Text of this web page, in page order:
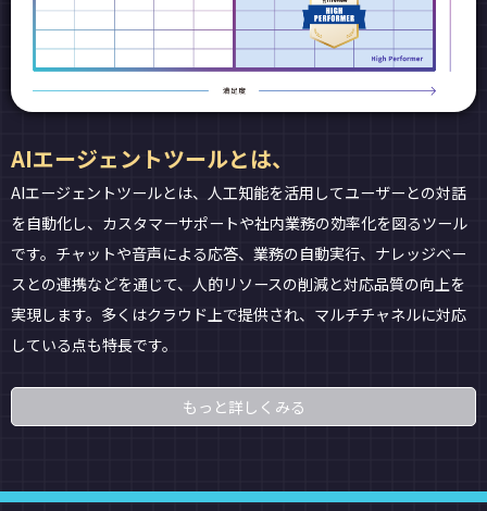
AIエージェントツールとは、
AIエージェントツールとは、人工知能を活用してユーザーとの対話
を自動化し、カスタマーサポートや社内業務の効率化を図るツール
です。チャットや音声による応答、業務の自動実行、ナレッジベー
スとの連携などを通じて、人的リソースの削減と対応品質の向上を
実現します。多くはクラウド上で提供され、マルチチャネルに対応
している点も特長です。
もっと詳しくみる